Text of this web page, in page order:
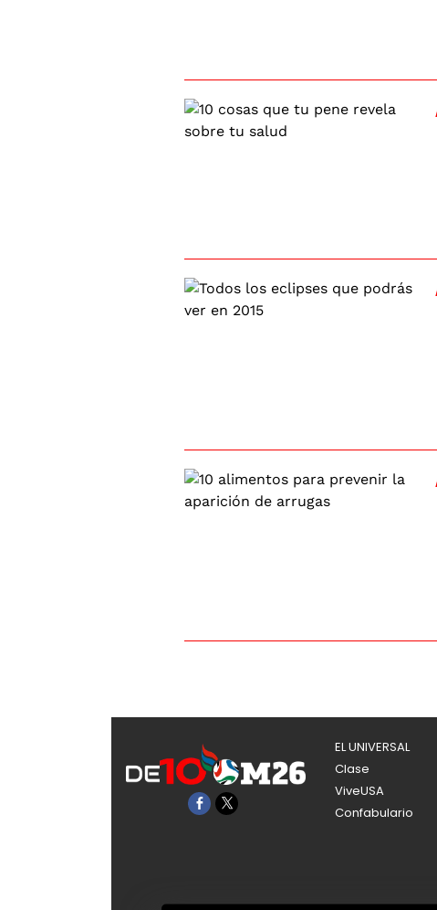
EL UNIVERSAL
Clase
ViveUSA
Confabulario